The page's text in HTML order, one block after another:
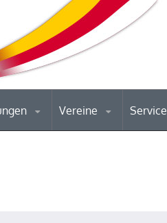
Vereine Service